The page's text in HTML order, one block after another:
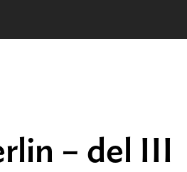
– del III